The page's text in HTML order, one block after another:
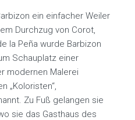
ein einfacher Weiler
Durchzug von Corot,
la Peña wurde Barbizon
Schauplatz einer
modernen Malerei
„Koloristen“,
Zu Fuß gelangen sie
sie das Gasthaus des